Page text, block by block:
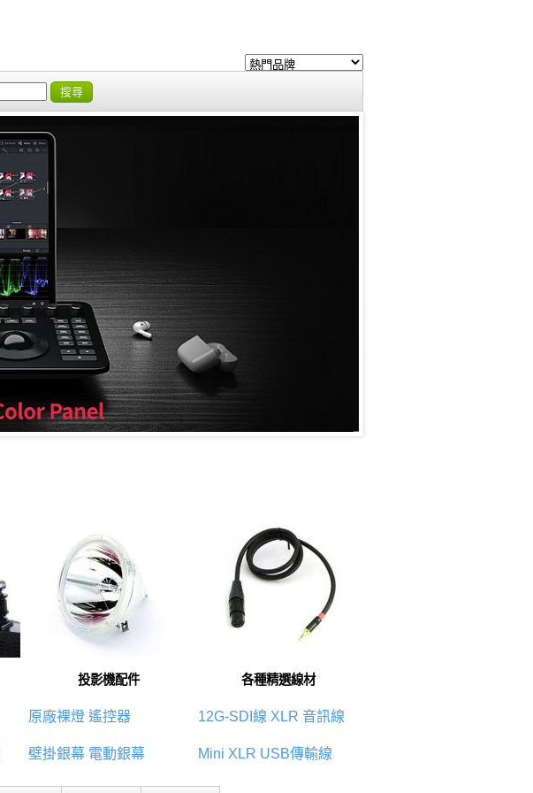
搜尋
投影機配件
原廠裸燈 遙控器
壁掛銀幕 電動銀幕
各種精選線材
12G-SDI線 XLR 音訊線
Mini XLR USB傳輸線